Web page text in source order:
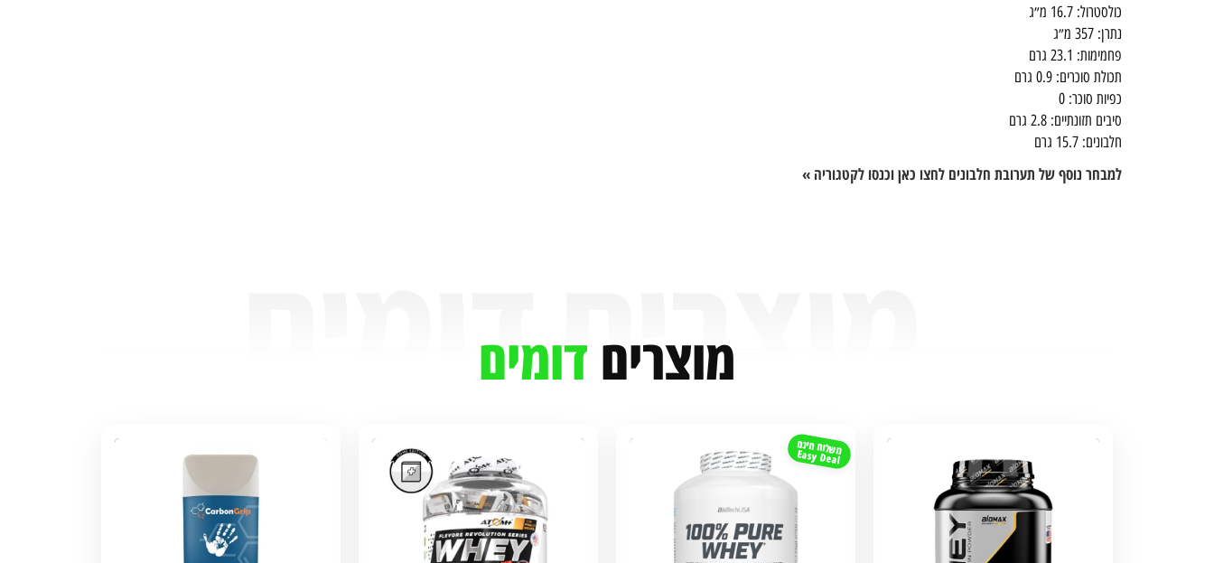
כולסטרול: 16.7 מ״ג
נתרן: 357 מ״ג
פחמימות: 23.1 גרם
תכולת סוכרים: 0.9 גרם
כפיות סוכר: 0
סיבים תזונתיים: 2.8 גרם
חלבונים: 15.7 גרם
למבחר נוסף של תערובת חלבונים לחצו כאן וכנסו לקטגוריה »
מוצרים דומים
משלוח חינם
Easy Deal